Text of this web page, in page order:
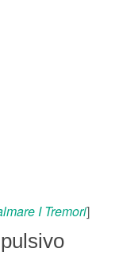
I Tremori]